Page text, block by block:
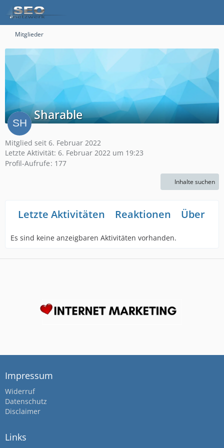
Mitglieder
Sharable
Mitglied seit 6. Februar 2022
Letzte Aktivität: 6. Februar 2022 um 19:23
Profil-Aufrufe 177
Inhalte suchen
Letzte Aktivitäten Reaktionen Über
Es sind keine anzeigbaren Aktivitäten vorhanden.
Impressum
Widerruf
Datenschutz
Disclaimer
Links